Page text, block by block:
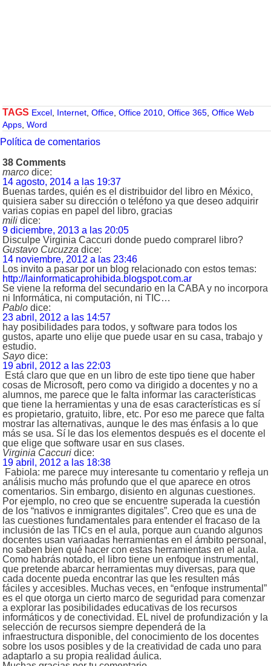
TAGS Excel, Internet, Office, Office 2010, Office 365, Office Web
Apps, Word
Política de comentarios
38 Comments
marco dice:
14 agosto, 2014 a las 19:37
Buenas tardes, quién es el distribuidor del libro en México,
quisiera saber su dirección o teléfono ya que deseo adquirir
varias copias en papel del libro, gracias
mili dice:
9 diciembre, 2013 a las 20:05
Disculpe Virginia Caccuri donde puedo comprarel libro?
Gustavo Cucuzza dice:
14 noviembre, 2012 a las 23:46
Los invito a pasar por un blog relacionado con estos temas:
http://lainformaticaprohibida.blogspot.com.ar
Se viene la reforma del secundario en la CABA y no incorpora
ni Informática, ni computación, ni TIC…
Pablo dice:
23 abril, 2012 a las 14:57
hay posibilidades para todos, y software para todos los
gustos, aparte uno elije que puede usar en su casa, trabajo y
estudio.
Sayo dice:
19 abril, 2012 a las 22:03
Está claro que que en un libro de este tipo tiene que haber
cosas de Microsoft, pero como va dirigido a docentes y no a
alumnos, me parece que le falta informar las características
que tiene la herramientas y una de esas características es sí
es propietario, gratuito, libre, etc. Por eso me parece que falta
mostrar las alternativas, aunque le des mas énfasis a lo que
más se usa. Sí le das los elementos después es el docente el
que elige que software usar en sus clases.
Virginia Caccuri dice:
19 abril, 2012 a las 18:38
Fabiola: me parece muy interesante tu comentario y refleja un
análisis mucho más profundo que el que aparece en otros
comentarios. Sin embargo, disiento en algunas cuestiones.
Por ejemplo, no creo que se encuentre superada la cuestión
de los “nativos e inmigrantes digitales”. Creo que es una de
las cuestiones fundamentales para entender el fracaso de la
inclusión de las TICs en el aula, porque aun cuando algunos
docentes usan variaadas herramientas en el ámbito personal,
no saben bien qué hacer con estas herramientas en el aula.
Como habrás notado, el libro tiene un enfoque instrumental,
que pretende abarcar herramientas muy diversas, para que
cada docente pueda encontrar las que les resulten más
fáciles y accesibles. Muchas veces, en “enfoque instrumental”
es el que otorga un cierto marco de seguridad para comenzar
a explorar las posibilidades educativas de los recursos
informáticos y de conectividad. EL nivel de profundización y la
selección de recursos siempre dependerá de la
infraestructura disponible, del conocimiento de los docentes
sobre los usos posibles y de la creatividad de cada uno para
adaptarlo a su propia realidad áulica.